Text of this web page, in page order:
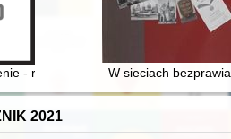
w dwudziestoleciu międzywojennym
światem. T. 1
- recenzja] W sieciach bezprawia
2021